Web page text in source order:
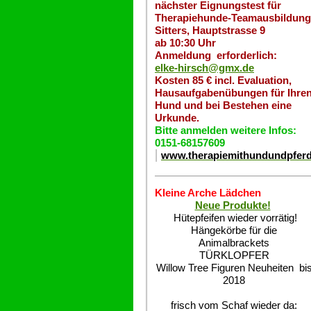
nächster Eignungstest für
Therapiehunde-Teamausbildung
Sitters, Hauptstrasse 9
ab 10:30 Uhr
Anmeldung erforderlich:
elke-hirsch@gmx.de
Kosten 85 € incl. Evaluation,
Hausaufgabenübungen für
Hund und bei Bestehen eine
Urkunde.
Bitte anmelden weitere Infos:
0151-68157609
Kleine Arche Lädchen
Neue Produkte!
Hütepfeifen wieder vorrätig!
Hängekörbe für die
Animalbrackets
TÜRKLOPFER
Willow Tree Figuren Neuheiten bis
2018
frisch vom Schaf wieder da: